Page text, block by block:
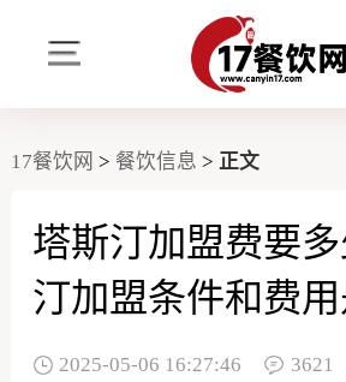
17餐饮网 > 餐饮信息 > 正文
塔斯汀加盟费要
汀加盟条件和费
2025-05-06 16:27:46 3621